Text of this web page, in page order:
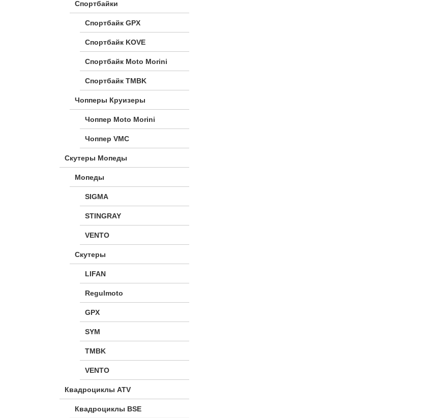
Спортбайки
Спортбайк GPX
Спортбайк KOVE
Спортбайк Moto Morini
Спортбайк TMBK
Чопперы Круизеры
Чоппер Moto Morini
Чоппер VMC
Скутеры Мопеды
Мопеды
SIGMA
STINGRAY
VENTO
Скутеры
LIFAN
Regulmoto
GPX
SYM
TMBK
VENTO
Квадроциклы ATV
Квадроциклы BSE